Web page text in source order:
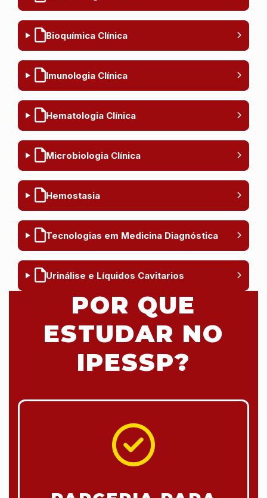
Bioquímica Clínica
Imunologia Clínica
Hematologia Clínica
Microbiologia Clínica
Hemostasia
Tecnologias em Medicina Diagnóstica
Urinálise e Líquidos Cavitarios
POR QUE
ESTUDAR NO
IPESSP?